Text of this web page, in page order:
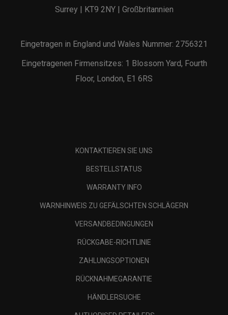
Surrey | KT9 2NY | Großbritannien
Eingetragen in England und Wales Nummer: 2756321
Eingetragenen Firmensitzes: 1 Blossom Yard, Fourth
Floor, London, E1 6RS
KONTAKTIEREN SIE UNS
BESTELLSTATUS
WARRANTY INFO
WARNHINWEIS ZU GEFÄLSCHTEN SCHLÄGERN
VERSANDBEDINGUNGEN
RÜCKGABE-RICHTLINIE
ZAHLUNGSOPTIONEN
RÜCKNAHMEGARANTIE
HÄNDLERSUCHE